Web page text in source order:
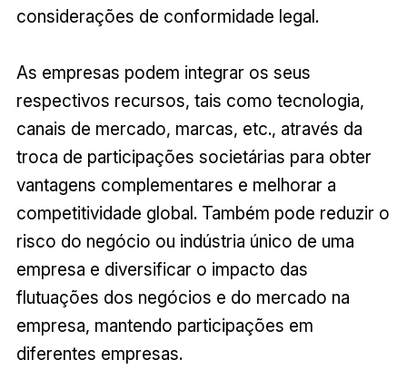
considerações de conformidade legal.
As empresas podem integrar os seus
respectivos recursos, tais como tecnologia,
canais de mercado, marcas, etc., através da
troca de participações societárias para obter
vantagens complementares e melhorar a
competitividade global. Também pode reduzir o
risco do negócio ou indústria único de uma
empresa e diversificar o impacto das
flutuações dos negócios e do mercado na
empresa, mantendo participações em
diferentes empresas.